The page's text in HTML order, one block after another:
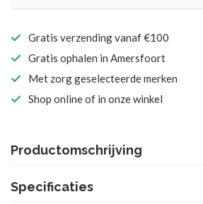
Gratis verzending vanaf €100
Gratis ophalen in Amersfoort
Met zorg geselecteerde merken
Shop online of in onze winkel
Productomschrijving
Specificaties